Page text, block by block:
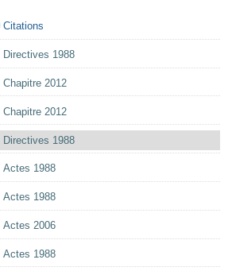
Citations
Directives 1988
Chapitre 2012
Chapitre 2012
Directives 1988
Actes 1988
Actes 1988
Actes 2006
Actes 1988